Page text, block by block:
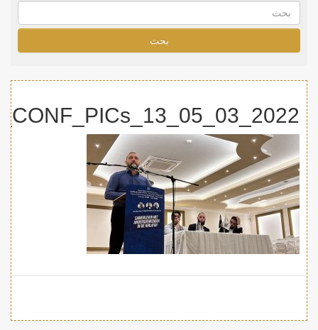
بحث
2022_03_05_NL_KHLFH_CONF_PICs_13